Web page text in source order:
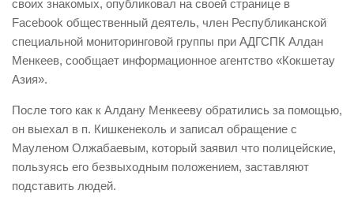
своих знакомых, опубликовал на своей странице в
Facebook общественный деятель, член Республиканской
специальной мониторинговой группы при АДГСПК Алдан
Менкеев, сообщает информационное агентство «Кокшетау
Азия».
После того как к Алдану Менкееву обратились за помощью,
он выехал в п. Кишкенеколь и записал обращение с
Мауленом Олжабаевым, который заявил что полицейские,
пользуясь его безвыходным положением, заставляют
подставить людей.